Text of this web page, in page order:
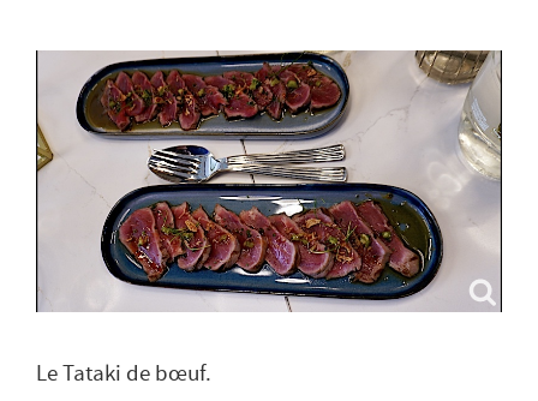
Le Tataki de bœuf.